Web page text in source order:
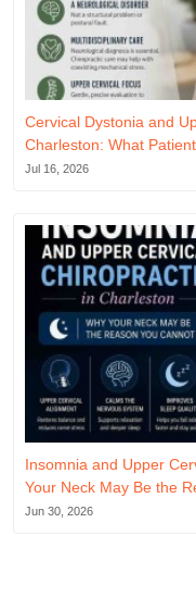
Cervical Dystonia and
Charleston: What
Jul 16, 2026
Insomnia and Upper
Your Neck May Be the
Jun 30, 2026